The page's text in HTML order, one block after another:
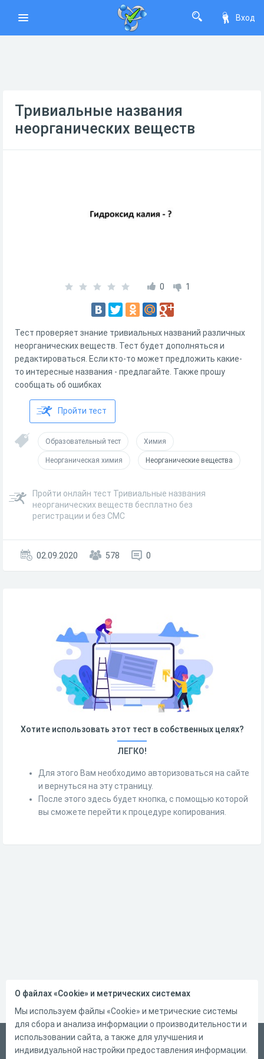
Вход
Тривиальные названия
неорганических веществ
0 1
Тест проверяет знание тривиальных названий различных
неорганических веществ. Тест будет дополняться и
редактироваться. Если кто-то может предложить какие-
то интересные названия - предлагайте. Также прошу
сообщать об ошибках
Пройти тест
Образовательный тест Химия
Неорганическая химия Неорганические вещества
Пройти онлайн тест Тривиальные названия
неорганических веществ бесплатно без
регистрации и без СМС
02.09.2020 578 0
Хотите использовать этот тест в собственных целях?
ЛЕГКО!
Для этого Вам необходимо авторизоваться на сайте
и вернуться на эту страницу.
После этого здесь будет кнопка, с помощью которой
вы сможете перейти к процедуре копирования.
Русский
О файлах «Cookie» и метрических системах
Мы используем файлы «Cookie» и метрические системы
для сбора и анализа информации о производительности и
использовании сайта, а также для улучшения и
индивидуальной настройки предоставления информации.